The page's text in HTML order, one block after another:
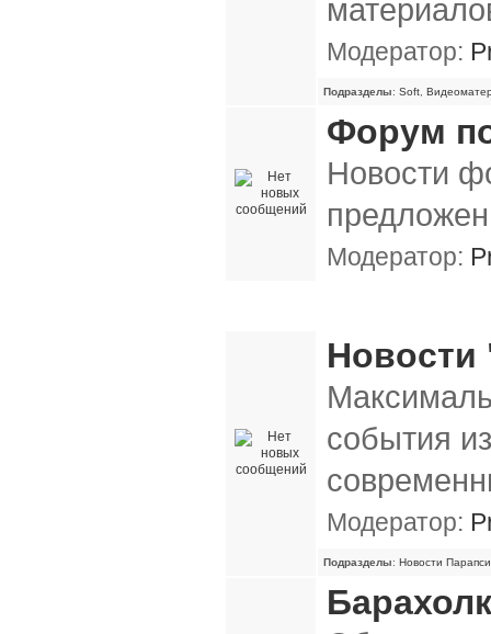
Модератор:
Подразделы: Soft
Форум
Новости
Модератор:
Новости
события
Модератор:
Подразделы: Новости